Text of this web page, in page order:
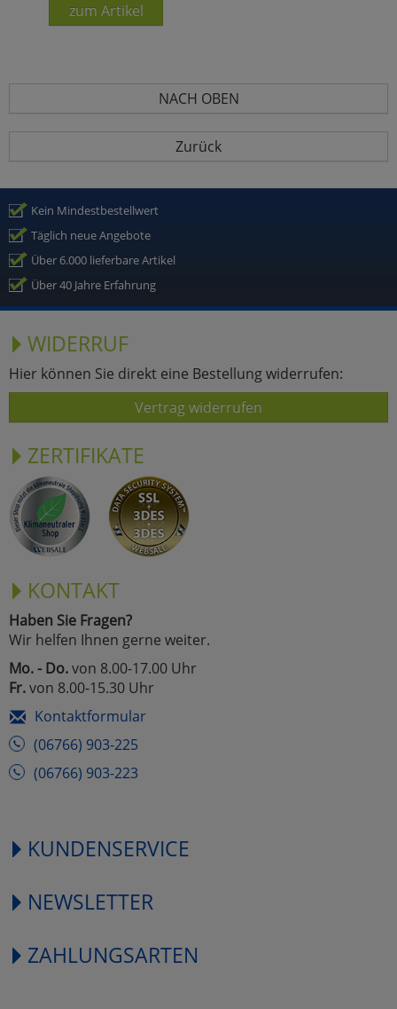
zum Artikel
NACH OBEN
Zurück
Kein Mindestbestellwert
Täglich neue Angebote
Über 6.000 lieferbare Artikel
Über 40 Jahre Erfahrung
WIDERRUF
Hier können Sie direkt eine Bestellung widerrufen:
Vertrag widerrufen
ZERTIFIKATE
KONTAKT
Haben Sie Fragen?
Wir helfen Ihnen gerne weiter.
Mo. - Do.von 8.00-17.00 Uhr
Fr.von 8.00-15.30 Uhr
Kontaktformular
(06766) 903-225
(06766) 903-223
KUNDENSERVICE
NEWSLETTER
ZAHLUNGSARTEN